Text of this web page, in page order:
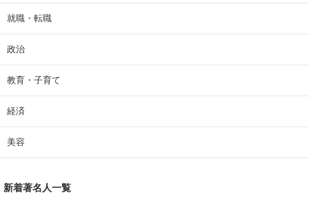
就職・転職
政治
教育・子育て
経済
美容
新着著名人一覧